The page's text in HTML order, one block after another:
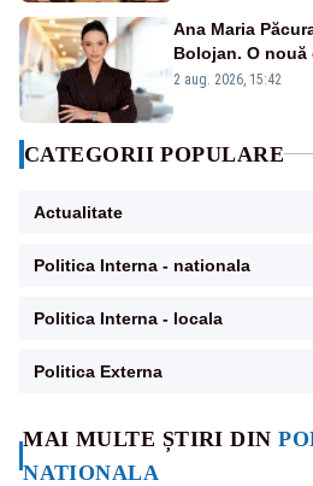
MAI MULTE ȘTIRI DIN
NATIONALA
Ana Maria
Bolojan. O
emisiunii „Miza
2 aug. 2026, 15:42
CATEGORII POPULARE
Actualitate
Politica Interna - nationala
Politica Interna - locala
Politica Externa